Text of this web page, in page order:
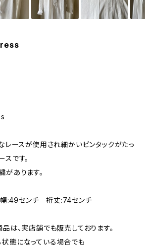
ースが使用され細かいピンタックがたっ
です。
があります。
:49センチ 裄丈:74センチ
は、実店舗でも販売しております。
態になっている場合でも